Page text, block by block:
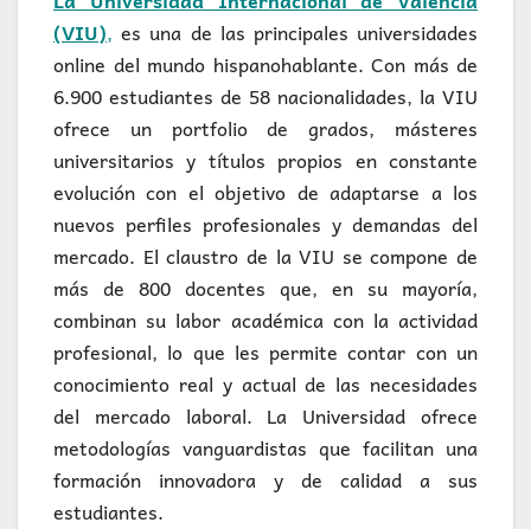
(VIU), es una de las principales universidades
online del mundo hispanohablante. Con más de
6.900 estudiantes de 58 nacionalidades, la VIU
ofrece un portfolio de grados, másteres
universitarios y títulos propios en constante
evolución con el objetivo de adaptarse a los
nuevos perfiles profesionales y demandas del
mercado. El claustro de la VIU se compone de
más de 800 docentes que, en su mayoría,
combinan su labor académica con la actividad
profesional, lo que les permite contar con un
conocimiento real y actual de las necesidades
del mercado laboral. La Universidad ofrece
metodologías vanguardistas que facilitan una
formación innovadora y de calidad a sus
estudiantes.